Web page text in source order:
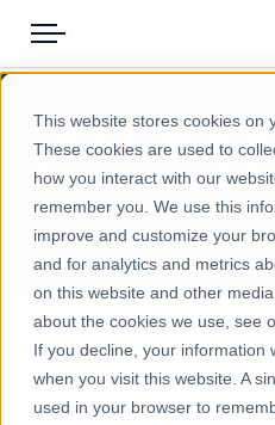
This website stores cookies on
These cookies are used to
how you interact with our
remember you. We use this
improve and customize your
and for analytics and metrics
on this website and other
about the cookies we use, see
If you decline, your information
when you visit this website. A
used in your browser to
Menu
Pricing
Solutions
Blog
Help & Support
Portal
Products
Icon Map Catalog
Europe
Transport, Mobility &
France - Ile de
Transit Stops
France,
← Back to Catalog